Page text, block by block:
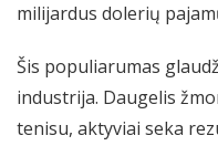
milijardus dolerių
Šis populiarumas
industrija. Daugelis
tenisu, aktyviai seka